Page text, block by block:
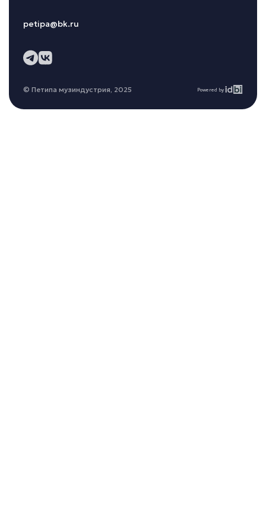
petipa@bk.ru
© Петипа музиндустрия, 2025 Powered by